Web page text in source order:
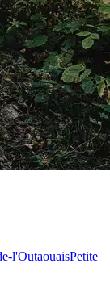
l'OutaouaisPetite